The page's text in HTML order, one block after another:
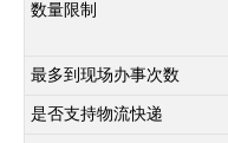
数量限制
最多到现场办事次数
是否支持物流快递